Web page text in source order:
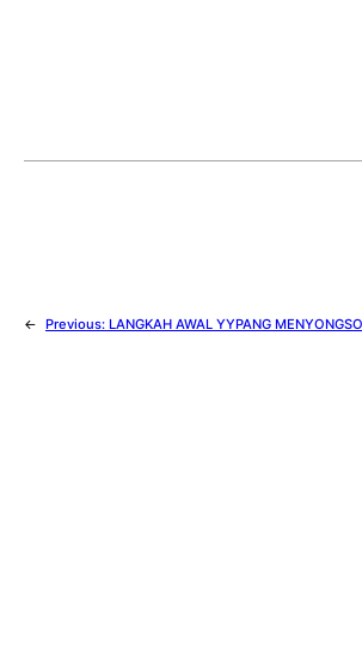
← Previous: LANGKAH AWAL YYPANG